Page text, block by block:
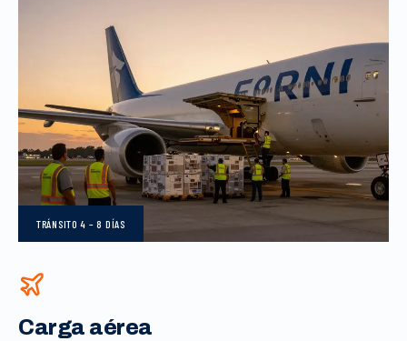
TRÁNSITO4 – 8 DÍAS
Carga aérea